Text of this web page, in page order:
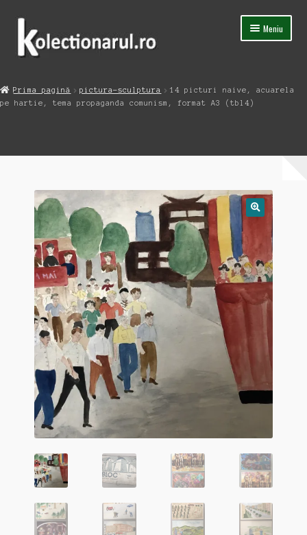
Sari
navigare
Sari
conținut
Meniu
Magazin
Contact
Prima pagină pictura-sculptura
14 picturi naive, acuarela
pe hartie, tema propaganda comunism, format A3 (tbl4)